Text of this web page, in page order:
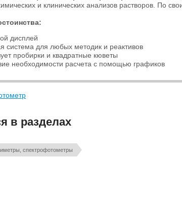
и клинических анализов растворов. По
дисплей
система для любых методик и реактивов
пробирки и квадратные кюветы
необходимости расчета с помощью графиков
в разделах
спектрофотометры